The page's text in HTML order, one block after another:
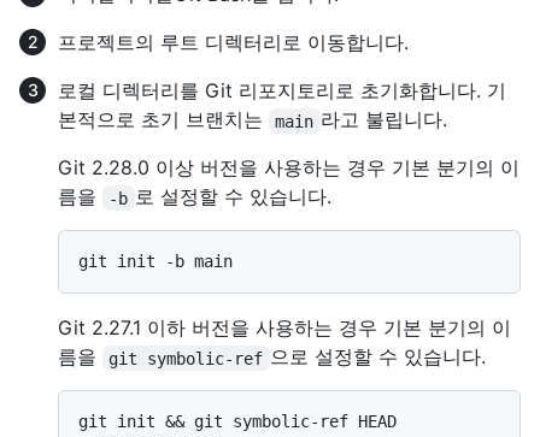
프로젝트의 루트 디렉터리로 이동합니다.
로컬 디렉터리를 Git 리포지토리로 초기화합니다. 기
본적으로 초기 브랜치는
main 라고 불립니다.
Git 2.28.0 이상 버전을 사용하는 경우 기본 분기의 이
름을
-b 로 설정할 수 있습니다.
Git 2.27.1 이하 버전을 사용하는 경우 기본 분기의 이
름을
git symbolic-ref 으로 설정할 수 있습니다.
git init && git symbolic-ref HEAD